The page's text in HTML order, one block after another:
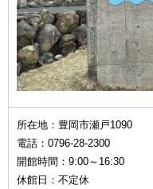
所在地：豊岡市瀬戸1090
電話：0796-28-2300
開館時間：9:00～16:30
休館日：不定休